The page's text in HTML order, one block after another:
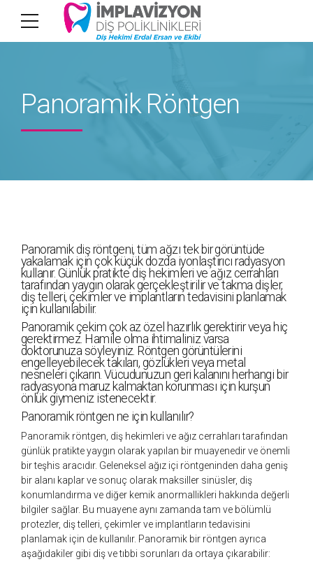
Panoramik Röntgen
Panoramik diş röntgeni, tüm ağzı tek bir görüntüde
yakalamak için çok küçük dozda iyonlaştırıcı radyasyon
kullanır. Günlük pratikte diş hekimleri ve ağız cerrahları
tarafından yaygın olarak gerçekleştirilir ve takma dişler,
diş telleri, çekimler ve implantların tedavisini planlamak
için kullanılabilir.
Panoramik çekim çok az özel hazırlık gerektirir veya hiç
gerektirmez. Hamile olma ihtimaliniz varsa
doktorunuza söyleyiniz. Röntgen görüntülerini
engelleyebilecek takıları, gözlükleri veya metal
nesneleri çıkarın. Vücudunuzun geri kalanını herhangi bir
radyasyona maruz kalmaktan korunması için kurşun
önlük giymeniz istenecektir.
Panoramik röntgen ne için kullanılır?
Panoramik röntgen, diş hekimleri ve ağız cerrahları tarafından
günlük pratikte yaygın olarak yapılan bir muayenedir ve önemli
bir teşhis aracıdır. Geleneksel ağız içi röntgeninden daha geniş
bir alanı kaplar ve sonuç olarak maksiller sinüsler, diş
konumlandırma ve diğer kemik anormallikleri hakkında değerli
bilgiler sağlar. Bu muayene aynı zamanda tam ve bölümlü
protezler, diş telleri, çekimler ve implantların tedavisini
planlamak için de kullanılır. Panoramik bir röntgen ayrıca
aşağıdakiler gibi diş ve tıbbi sorunları da ortaya çıkarabilir: